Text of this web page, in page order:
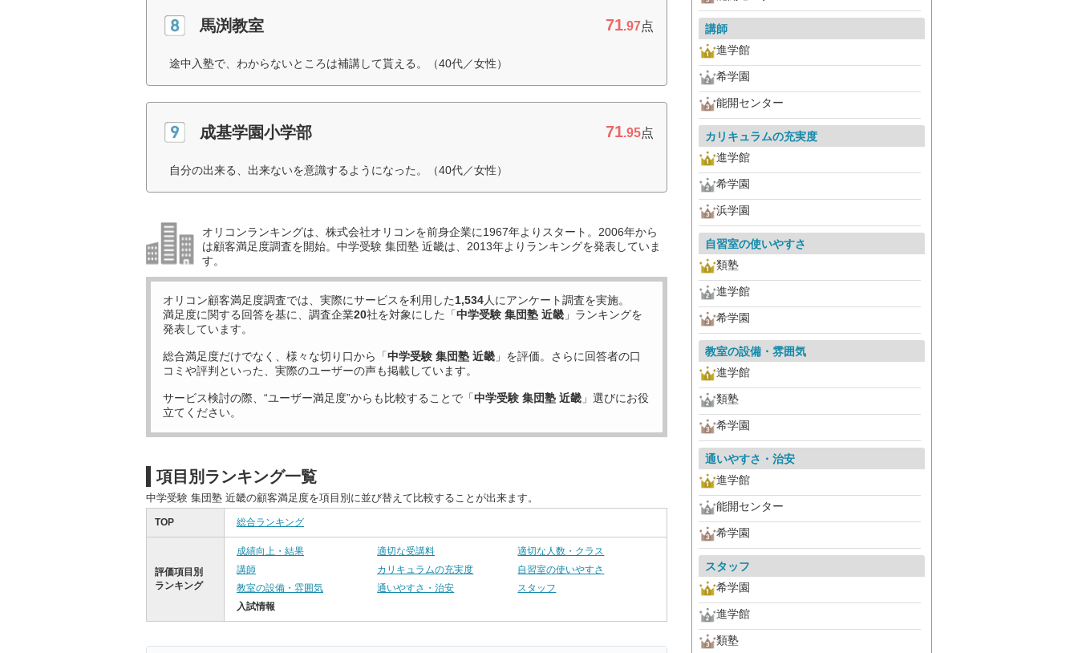
馬渕教室 71.97点
途中入塾で、わからないところは補講して貰える。（40代／女性）
成基学園小学部 71.95点
自分の出来る、出来ないを意識するようになった。（40代／女性）
オリコンランキングは、株式会社オリコンを前身企業に1967年よりスタート。2006年から
は顧客満足度調査を開始。中学受験 集団塾 近畿は、2013年よりランキングを発表していま
す。
オリコン顧客満足度調査では、実際にサービスを利用した1,534人にアンケート調査を実施。
満足度に関する回答を基に、調査企業20社を対象にした「中学受験 集団塾 近畿 」ランキングを
発表しています。
総合満足度だけでなく、様々な切り口から「中学受験 集団塾 近畿 」を評価。さらに回答者の口
コミや評判といった、実際のユーザーの声も掲載しています。
サービス検討の際、“ユーザー満足度”からも比較することで「中学受験 集団塾 近畿 」選びにお役
立てください。
項目別ランキング一覧
中学受験 集団塾 近畿の顧客満足度を項目別に並び替えて比較することが出来ます。
TOP 総合ランキング
評価項目別
ランキング
成績向上・結果 適切な受講料
適切な人数・クラス
講師
カリキュラムの充実度
自習室の使いやすさ
教室の設備・雰囲気
通いやすさ・治安
スタッフ
入試情報
講師
進学館
希学園
能開センター
カリキュラムの充実度
進学館
希学園
浜学園
自習室の使いやすさ
類塾
進学館
希学園
教室の設備・雰囲気
進学館
類塾
希学園
通いやすさ・治安
進学館
能開センター
希学園
スタッフ
希学園
進学館
類塾